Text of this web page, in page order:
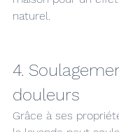
naturel.
4.
douleurs
Grâce à ses